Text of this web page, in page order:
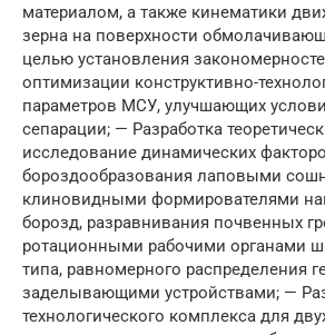
материалом, а также кинематики
зерна на поверхности
целью установления
оптимизации конструктивно-
параметров МСУ, улучшающих
сепарации; — Разработка
исследование динамических
бороздообразования лаповыми
клиновидными формирователями
борозд, разравнивания почвенных
ротационными рабочими органами
типа, равномерного распределения
заделывающими устройствами; —
технологического комплекса для